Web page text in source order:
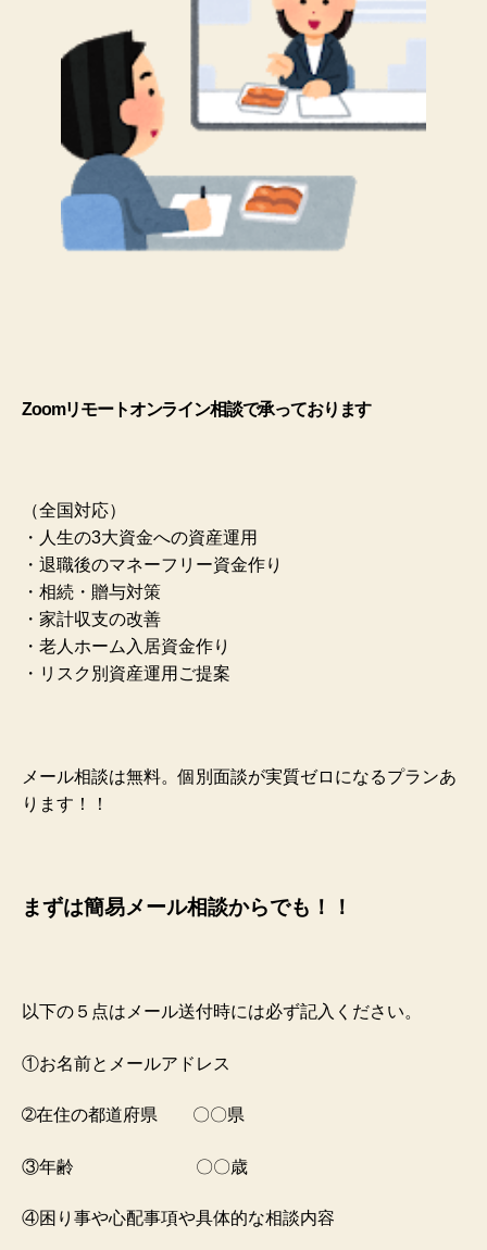
Zoomリモートオンライン相談で承っております
（全国対応）
・人生の3大資金への資産運用
・退職後のマネーフリー資金作り
・相続・贈与対策
・家計収支の改善
・老人ホーム入居資金作り
・リスク別資産運用ご提案
メール相談は無料。個別面談が実質ゼロになるプランあ
ります！！
まずは簡易メール相談からでも！！
以下の５点はメール送付時には必ず記入ください。
①お名前とメールアドレス
➁在住の都道府県 〇〇県
③年齢 〇〇歳
④困り事や心配事項や具体的な相談内容